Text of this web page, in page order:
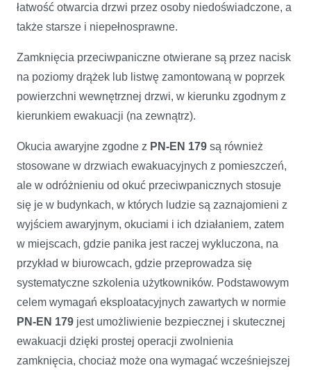
łatwość otwarcia drzwi przez osoby niedoświadczone, a
także starsze i niepełnosprawne.
Zamknięcia przeciwpaniczne otwierane są przez nacisk
na poziomy drążek lub listwę zamontowaną w poprzek
powierzchni wewnętrznej drzwi, w kierunku zgodnym z
kierunkiem ewakuacji (na zewnątrz).
Okucia awaryjne zgodne z PN-EN 179 są również
stosowane w drzwiach ewakuacyjnych z pomieszczeń,
ale w odróżnieniu od okuć przeciwpanicznych stosuje
się je w budynkach, w których ludzie są zaznajomieni z
wyjściem awaryjnym, okuciami i ich działaniem, zatem
w miejscach, gdzie panika jest raczej wykluczona, na
przykład w biurowcach, gdzie przeprowadza się
systematyczne szkolenia użytkowników. Podstawowym
celem wymagań eksploatacyjnych zawartych w normie
PN-EN 179 jest umożliwienie bezpiecznej i skutecznej
ewakuacji dzięki prostej operacji zwolnienia
zamknięcia, chociaż może ona wymagać wcześniejszej